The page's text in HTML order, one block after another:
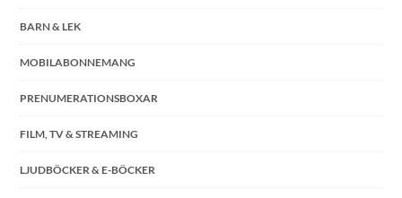
BARN & LEK
MOBILABONNEMANG
PRENUMERATIONSBOXAR
FILM, TV & STREAMING
LJUDBÖCKER & E-BÖCKER